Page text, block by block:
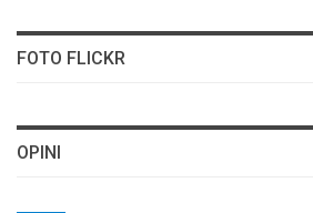
FOTO FLICKR
OPINI